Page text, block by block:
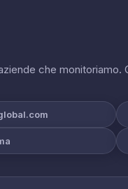
che monitoriamo.